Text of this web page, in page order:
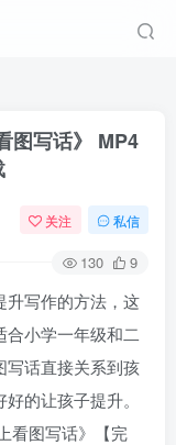
图写话》 MP4
关注 私信
130 9
写作的方法，这
小学一年级和二
写话直接关系到孩
的让孩子提升。
看图写话》【完